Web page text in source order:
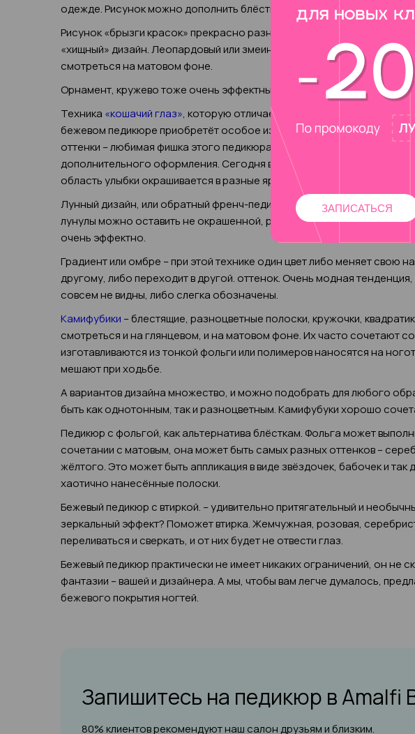
одежде. Рисунок можно дополнить блёстками, стразами, бусинами.
Рисунок «брызги красок» прекрасно разнообразит ноготки
«хищный» дизайн. Леопардовый или змеиный узор на большом ногте
смотреться на матовом фоне.
Орнамент, кружево тоже очень эффектны будут в нюдовом дизайне.
Техника «кошачий глаз», которую отличает диагональная полоска
бежевом педикюре приобретёт особое изящество. Французский
оттенки – любимая фишка этого педикюра. Он выглядит элегантно и
дополнительного оформления. Сегодня в моде разноцветная
область улыбки окрашивается в разные яркие цвета.
Лунный дизайн, или обратный френч-педикюр на бежевом фоне
лунулы можно оставить не окрашенной, расписать узорами или
очень эффектно.
Градиент или омбре – при этой технике один цвет либо меняет свою
другому, либо переходит в другой. оттенок. Очень модная
совсем не видны, либо слегка обозначены.
Камифубики – блестящие, разноцветные полоски, кружочки,
смотреться и на глянцевом, и на матовом фоне. Их часто сочетают
изготавливаются из тонкой фольги или полимеров наносятся на
мешают при ходьбе.
А вариантов дизайна множество, и можно подобрать для любого
быть как однотонным, так и разноцветным. Камифубуки хорошо
Педикюр с фольгой, как альтернатива блёсткам. Фольга может
сочетании с матовым, она может быть самых разных оттенков –
жёлтого. Это может быть аппликация в виде звёздочек, бабочек и
хаотично нанесённые полоски.
Бежевый педикюр с втиркой. – удивительно притягательный и
зеркальный эффект? Поможет втирка. Жемчужная, розовая,
переливаться и сверкать, и от них будет не отвести глаз.
Бежевый педикюр практически не имеет никаких ограничений, он не
фантазии – вашей и дизайнера. А мы, чтобы вам легче думалось,
бежевого покрытия ногтей.
Запишитесь на педикюр в Amalfi
80% клиентов рекомендуют наш салон друзьям и близким.
ЗАПИСАТЬСЯ